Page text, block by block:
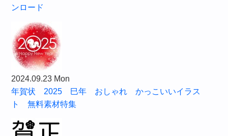
ンロード
2024.09.23 Mon
年賀状 2025 巳年 おしゃれ かっこいいイラス
ト 無料素材特集